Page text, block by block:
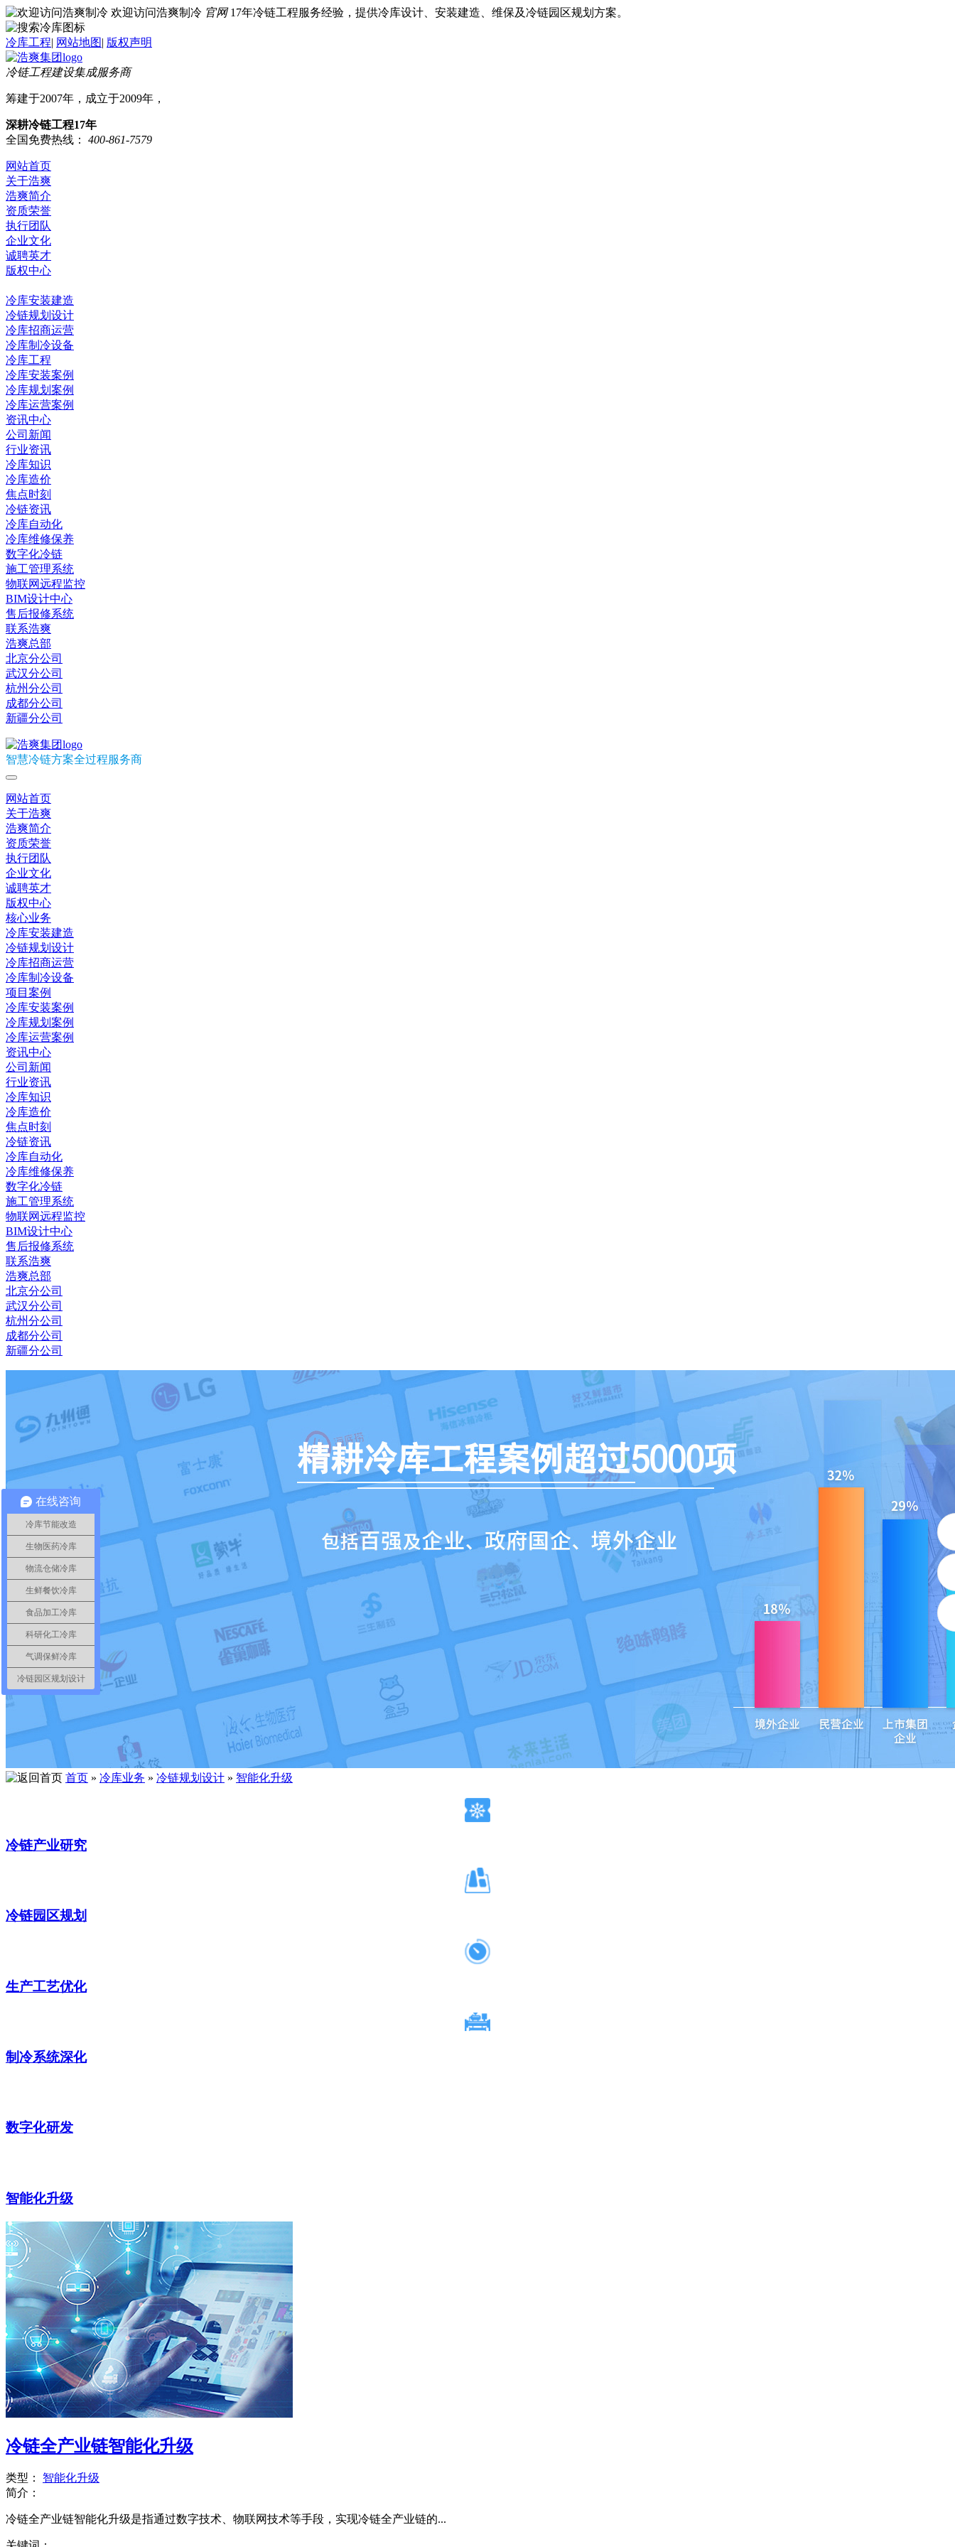
欢迎访问浩爽制冷 官网 17年冷链工程服务经验，提供冷库设计、安装建造、维保及冷链园区规划方案。
冷库工程| 网站地图| 版权声明
冷链工程建设集成服务商
筹建于2007年，成立于2009年，
深耕冷链工程17年
全国免费热线：
400-861-7579
网站首页
关于浩爽
浩爽简介
资质荣誉
执行团队
企业文化
诚聘英才
版权中心
冷库安装建造
冷链规划设计
冷库招商运营
冷库制冷设备
冷库工程
冷库安装案例
冷库规划案例
冷库运营案例
资讯中心
公司新闻
行业资讯
冷库知识
冷库造价
焦点时刻
冷链资讯
冷库自动化
冷库维修保养
数字化冷链
施工管理系统
物联网远程监控
BIM设计中心
售后报修系统
联系浩爽
浩爽总部
北京分公司
武汉分公司
杭州分公司
成都分公司
新疆分公司
智慧冷链方案全过程服务商
网站首页
关于浩爽
浩爽简介
资质荣誉
执行团队
企业文化
诚聘英才
版权中心
核心业务
冷库安装建造
冷链规划设计
冷库招商运营
冷库制冷设备
项目案例
冷库安装案例
冷库规划案例
冷库运营案例
资讯中心
公司新闻
行业资讯
冷库知识
冷库造价
焦点时刻
冷链资讯
冷库自动化
冷库维修保养
数字化冷链
施工管理系统
物联网远程监控
BIM设计中心
售后报修系统
联系浩爽
浩爽总部
北京分公司
武汉分公司
杭州分公司
成都分公司
新疆分公司
首页 » 冷库业务 » 冷链规划设计 » 智能化升级
冷链产业研究
冷链园区规划
生产工艺优化
制冷系统深化
数字化研发
智能化升级
冷链全产业链智能化升级
类型：
智能化升级
简介：
冷链全产业链智能化升级是指通过数字技术、物联网技术等手段，实现冷链全产业链的...
在线咨询
冷库节能改造
生物医药冷库
物流仓储冷库
生鲜餐饮冷库
食品加工冷库
科研化工冷库
气调保鲜冷库
冷链园区规划设计